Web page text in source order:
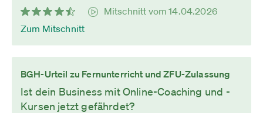
Mitschnitt vom 14.04.2026
Zum Mitschnitt
BGH-Urteil zu Fernunterricht und ZFU-Zulassung
Ist dein Business mit Online-Coaching und -
Kursen jetzt gefährdet?